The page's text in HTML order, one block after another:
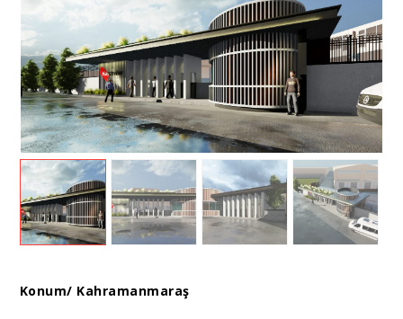
Konum/ Kahramanmaraş